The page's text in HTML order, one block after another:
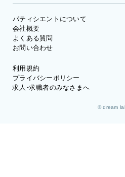
パティシエントについて
会社概要
よくある質問
お問い合わせ
利用規約
プライバシーポリシー
求人・求職者のみなさまへ
© dream